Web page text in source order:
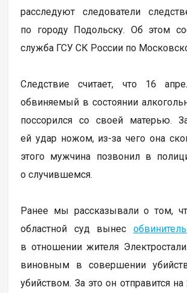
расследуют следователи
по городу Подольску. Об этом
служба ГСУ СК России по
Следствие считает, что 16
обвиняемый в состоянии
поссорился со своей матерью.
ей удар ножом, из-за чего она
этого мужчина позвонил в
о случившемся.
Ранее мы рассказывали о том,
областной суд вынес
в отношении жителя
виновным в совершении
убийством. За это он отправится